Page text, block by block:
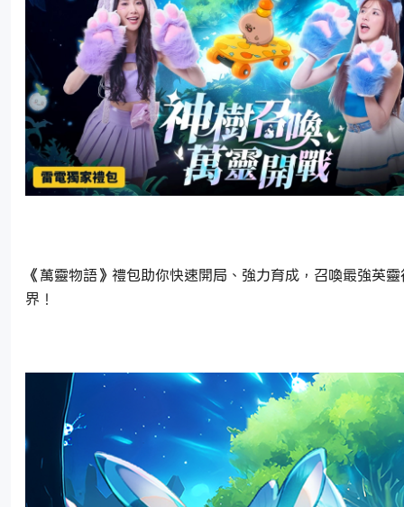
《萬靈物語》禮包助你快速開局、強力育成，召喚最強英
界！